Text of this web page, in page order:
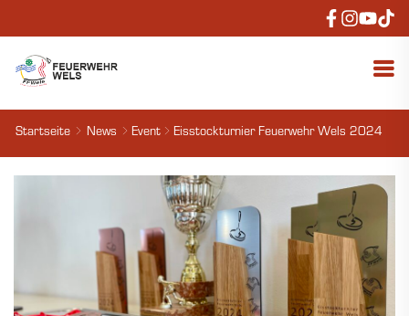
Startseite News Event Eisstockturnier Feuerwehr Wels 2024